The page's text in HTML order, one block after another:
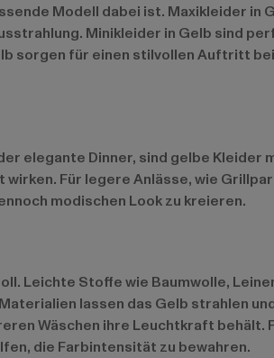
Modell dabei ist. Maxikleider in
Minikleider in Gelb sind
sorgen für einen stilvollen Auftritt
elegante Dinner, sind gelbe Kleider
Für legere Anlässe, wie
modischen Look zu kreieren.
Leichte Stoffe wie Baumwolle,
lassen das Gelb strahlen
Wäschen ihre Leuchtkraft behält.
die Farbintensität zu bewahren.